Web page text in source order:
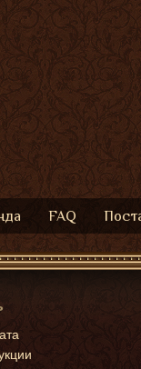
FAQ